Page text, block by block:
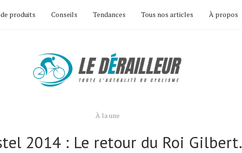
produits Conseils Tendances Tous nos articles À propos
À la une
2014 : Le retour du Roi Gilbert.